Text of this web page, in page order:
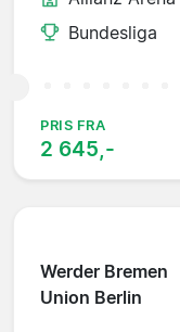
Bundesliga
PRIS FRA
2 645,-
Werder Bremen
Union Berlin